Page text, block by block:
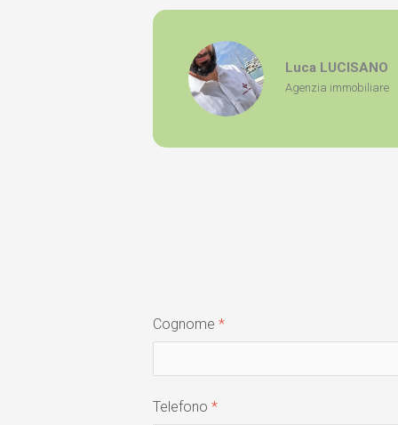
Luca LUCISANO
Agenzia immobiliare
Cognome
Telefono